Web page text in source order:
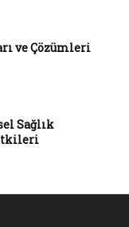
ve Çözümleri
Sağlık